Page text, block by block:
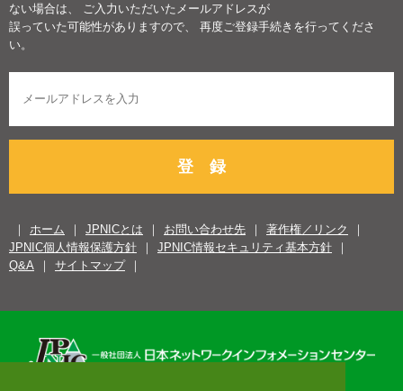
ない場合は、 ご入力いただいたメールアドレスが
誤っていた可能性がありますので、 再度ご登録手続きを行ってくださ
い。
登 録
ホーム JPNICとは お問い合わせ先
著作権／リンク
JPNIC個人情報保護方針
JPNIC情報セキュリティ基本方針
Q&A
サイトマップ